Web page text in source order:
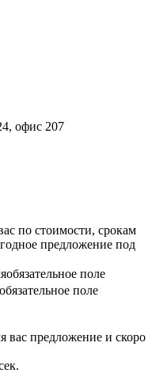
офис 207
по стоимости, срокам
предложение под
обязательное поле
обязательное поле
вас предложение и скоро